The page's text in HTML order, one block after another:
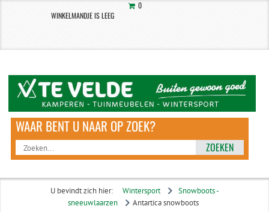
0
WINKELMANDJE IS LEEG
ZOEKEN
U bevindt zich hier: Wintersport
Snowboots -
sneeuwlaarzen
Antartica snowboots